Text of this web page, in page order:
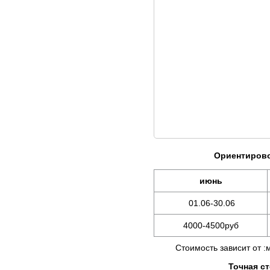
июнь
01.06-30.06
4000-4500руб
Стоимость зависит от
Точная